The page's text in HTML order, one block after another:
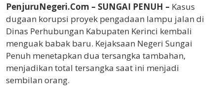
PenjuruNegeri.Com – SUNGAI PENUH – Kasus
dugaan korupsi proyek pengadaan lampu jalan di
Dinas Perhubungan Kabupaten Kerinci kembali
menguak babak baru. Kejaksaan Negeri Sungai
Penuh menetapkan dua tersangka tambahan,
menjadikan total tersangka saat ini menjadi
sembilan orang.